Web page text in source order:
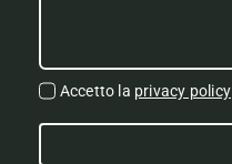
Accetto la privacy policy